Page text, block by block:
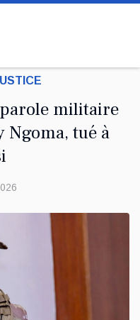
militaire
Ngoma, tué à